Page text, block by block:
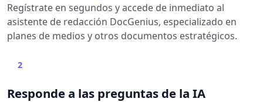
Regístrate en segundos y accede de inmediato al
asistente de redacción DocGenius, especializado en
planes de medios y otros documentos estratégicos.
2
Responde a las preguntas de la IA